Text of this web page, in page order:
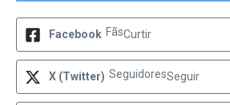
Facebook FãsCurtir
X (Twitter) SeguidoresSeguir